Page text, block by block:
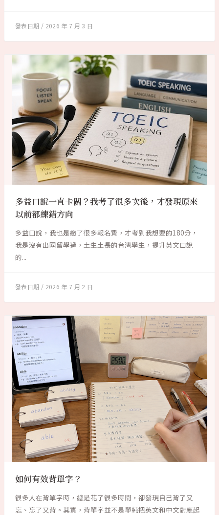
2026 年 7 月 3 日
多益口說一直卡關？我考了很多次後，才發現原來
以前都練錯方向
多益口說，我也是繳了很多報名費，才考到我想要的180分，
我是沒有出國留學過，土生土長的台灣學生，提升英文口說
的...
2026 年 7 月 2 日
如何有效背單字？
很多人在背單字時，總是花了很多時間，卻發現自己背了又
忘、忘了又背。其實，背單字並不是單純把英文和中文對應起